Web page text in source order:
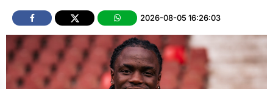
2026-08-05 16:26:03